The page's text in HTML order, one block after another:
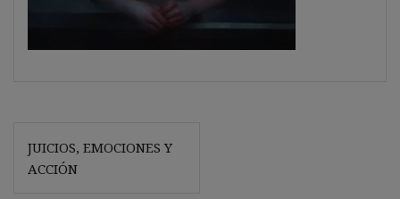
Navegación
de
JUICIOS, EMOCIONES Y
ACCIÓN